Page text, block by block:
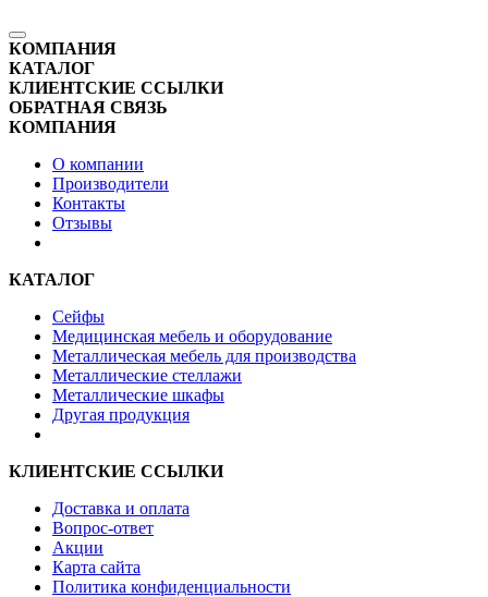
КОМПАНИЯ
КАТАЛОГ
КЛИЕНТСКИЕ ССЫЛКИ
ОБРАТНАЯ СВЯЗЬ
КОМПАНИЯ
О компании
Производители
Контакты
Отзывы
КАТАЛОГ
Сейфы
Медицинская мебель и оборудование
Металлическая мебель для производства
Металлические стеллажи
Металлические шкафы
Другая продукция
КЛИЕНТСКИЕ ССЫЛКИ
Доставка и оплата
Вопрос-ответ
Акции
Карта сайта
Политика конфиденциальности